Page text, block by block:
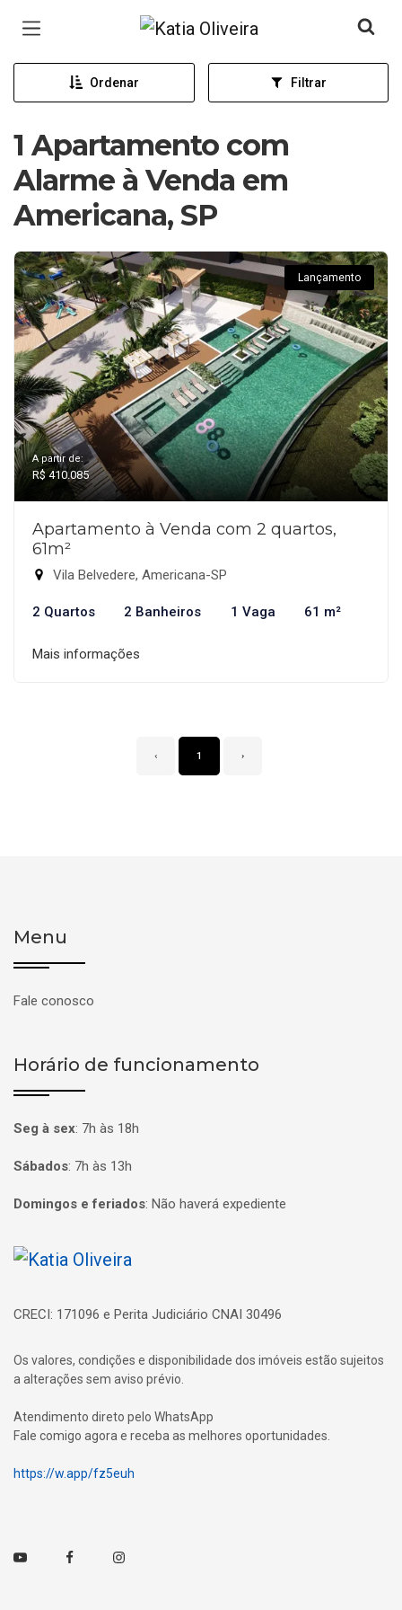
Página inicial
Ordenar Filtrar
1 Apartamento com
Alarme à Venda em
Americana, SP
Lançamento
A partir de:
R$ 410.085
Apartamento à Venda com 2 quartos,
61m²
Vila Belvedere, Americana-SP
2 Quartos 2 Banheiros 1 Vaga 61 m²
Mais informações
‹ 1 ›
Menu
Fale conosco
Horário de funcionamento
Seg à sex: 7h às 18h
Sábados: 7h às 13h
Domingos e feriados: Não haverá expediente
Página inicial
CRECI: 171096 e Perita Judiciário CNAI 30496
Os valores, condições e disponibilidade dos imóveis estão sujeitos
a alterações sem aviso prévio.
Atendimento direto pelo WhatsApp
Fale comigo agora e receba as melhores oportunidades.
https://w.app/fz5euh
Youtube FacebookInstagram